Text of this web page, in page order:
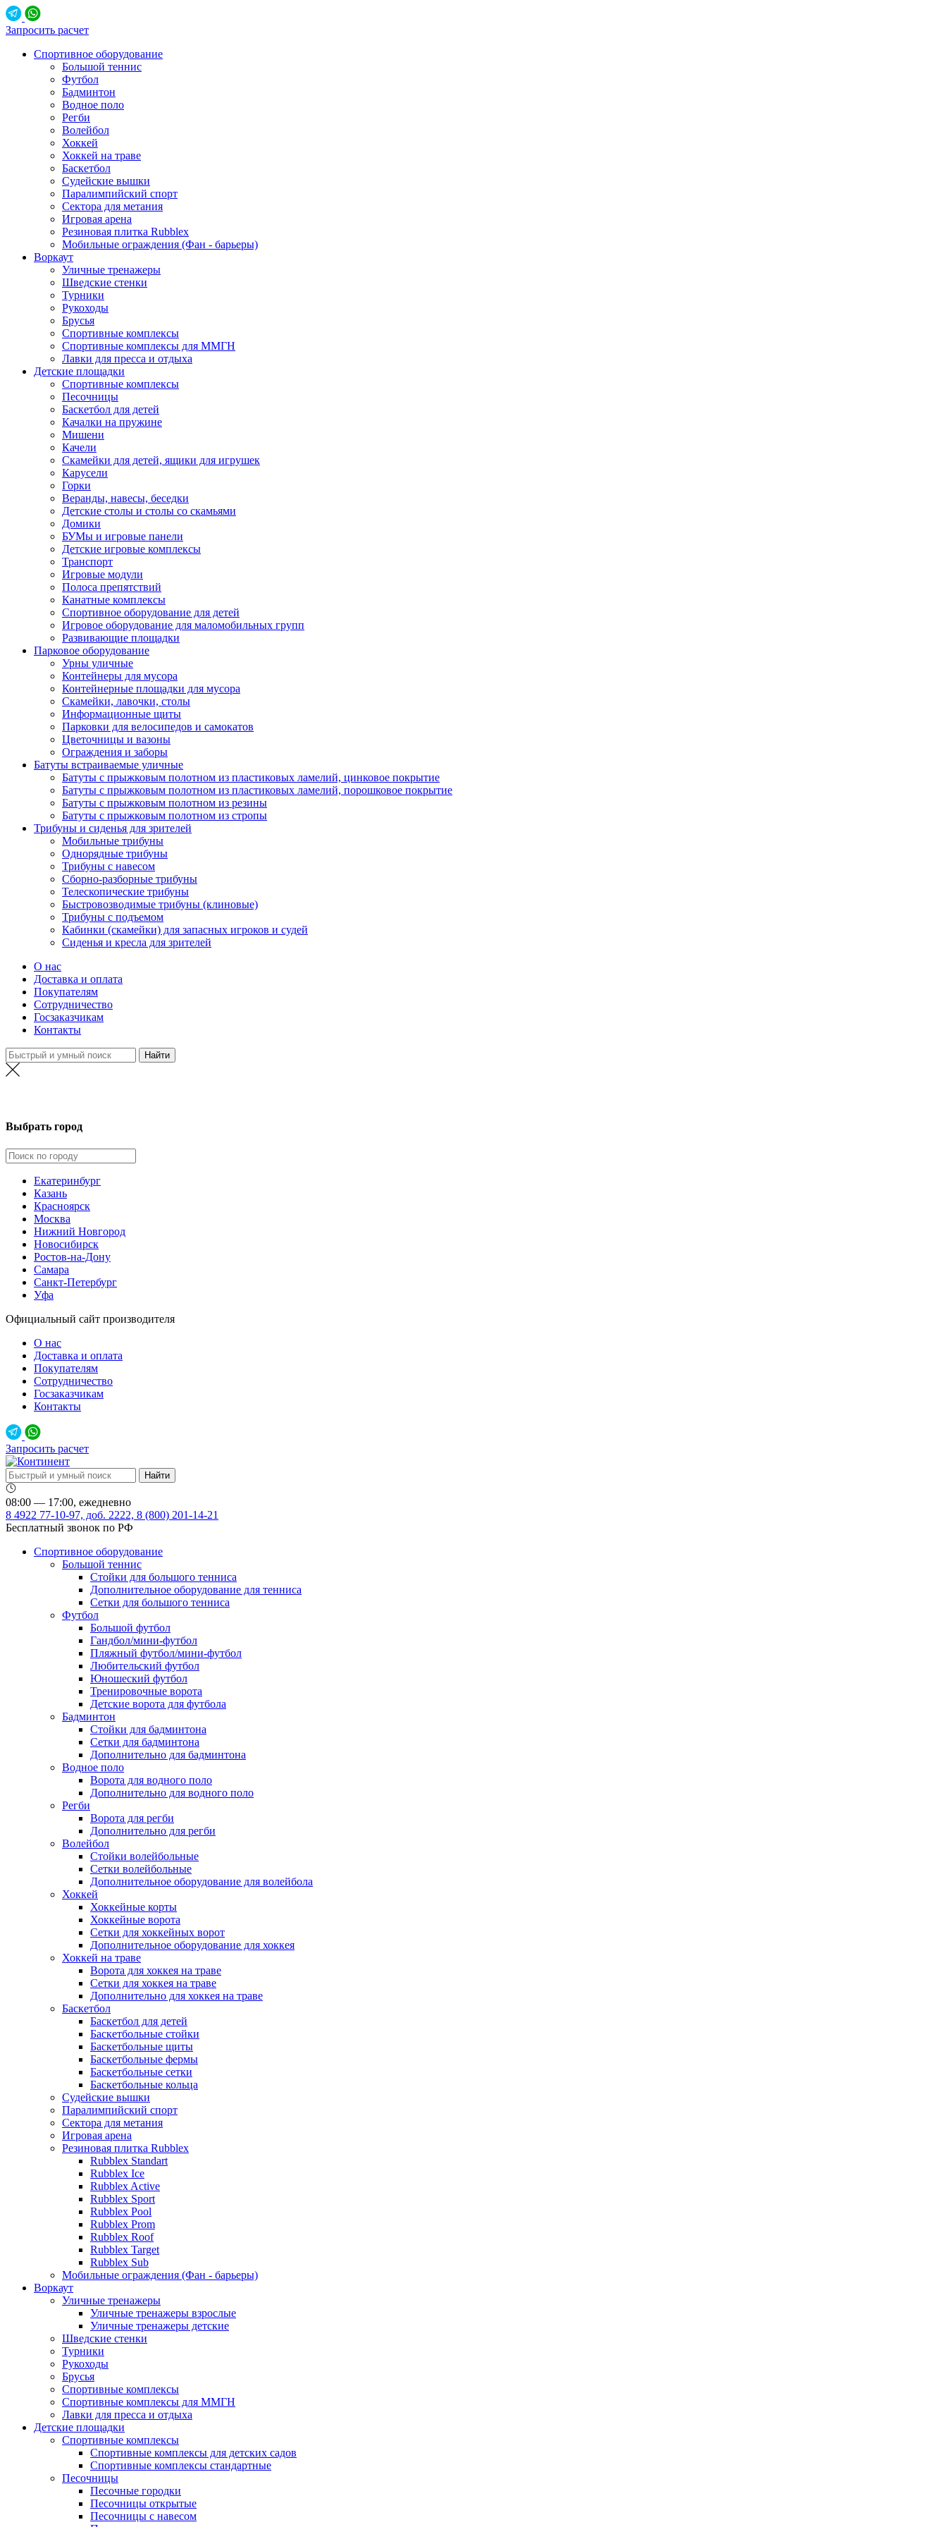
Запросить расчет
Спортивное оборудование
Большой теннис
Футбол
Бадминтон
Водное поло
Регби
Волейбол
Хоккей
Хоккей на траве
Баскетбол
Судейские вышки
Паралимпийский спорт
Сектора для метания
Игровая арена
Резиновая плитка Rubblex
Мобильные ограждения (Фан - барьеры)
Воркаут
Уличные тренажеры
Шведские стенки
Турники
Рукоходы
Брусья
Спортивные комплексы
Спортивные комплексы для ММГН
Лавки для пресса и отдыха
Детские площадки
Спортивные комплексы
Песочницы
Баскетбол для детей
Качалки на пружине
Мишени
Качели
Скамейки для детей, ящики для игрушек
Карусели
Горки
Веранды, навесы, беседки
Детские столы и столы со скамьями
Домики
БУМы и игровые панели
Детские игровые комплексы
Транспорт
Игровые модули
Полоса препятствий
Канатные комплексы
Спортивное оборудование для детей
Игровое оборудование для маломобильных групп
Развивающие площадки
Парковое оборудование
Урны уличные
Контейнеры для мусора
Контейнерные площадки для мусора
Скамейки, лавочки, столы
Информационные щиты
Парковки для велосипедов и самокатов
Цветочницы и вазоны
Ограждения и заборы
Батуты встраиваемые уличные
Батуты с прыжковым полотном из пластиковых ламелий, цинковое покрытие
Батуты с прыжковым полотном из пластиковых ламелий, порошковое покрытие
Батуты с прыжковым полотном из резины
Батуты с прыжковым полотном из стропы
Трибуны и сиденья для зрителей
Мобильные трибуны
Однорядные трибуны
Трибуны с навесом
Сборно-разборные трибуны
Телескопические трибуны
Быстровозводимые трибуны (клиновые)
Трибуны с подъемом
Кабинки (скамейки) для запасных игроков и судей
Сиденья и кресла для зрителей
О нас
Доставка и оплата
Покупателям
Сотрудничество
Госзаказчикам
Контакты
Выбрать город
Екатеринбург
Казань
Красноярск
Москва
Нижний Новгород
Новосибирск
Ростов-на-Дону
Самара
Санкт-Петербург
Уфа
Официальный сайт производителя
О нас
Доставка и оплата
Покупателям
Сотрудничество
Госзаказчикам
Контакты
Запросить расчет
08:00 — 17:00, ежедневно
8 4922 77-10-97, доб. 2222, 8 (800) 201-14-21
Бесплатный звонок по РФ
Спортивное оборудование
Большой теннис
Стойки для большого тенниса
Дополнительное оборудование для тенниса
Сетки для большого тенниса
Футбол
Большой футбол
Гандбол/мини-футбол
Пляжный футбол/мини-футбол
Любительский футбол
Юношеский футбол
Тренировочные ворота
Детские ворота для футбола
Бадминтон
Стойки для бадминтона
Сетки для бадминтона
Дополнительно для бадминтона
Водное поло
Ворота для водного поло
Дополнительно для водного поло
Регби
Ворота для регби
Дополнительно для регби
Волейбол
Стойки волейбольные
Сетки волейбольные
Дополнительное оборудование для волейбола
Хоккей
Хоккейные корты
Хоккейные ворота
Сетки для хоккейных ворот
Дополнительное оборудование для хоккея
Хоккей на траве
Ворота для хоккея на траве
Сетки для хоккея на траве
Дополнительно для хоккея на траве
Баскетбол
Баскетбол для детей
Баскетбольные стойки
Баскетбольные щиты
Баскетбольные фермы
Баскетбольные сетки
Баскетбольные кольца
Судейские вышки
Паралимпийский спорт
Сектора для метания
Игровая арена
Резиновая плитка Rubblex
Rubblex Standart
Rubblex Ice
Rubblex Active
Rubblex Sport
Rubblex Pool
Rubblex Prom
Rubblex Roof
Rubblex Target
Rubblex Sub
Мобильные ограждения (Фан - барьеры)
Воркаут
Уличные тренажеры
Уличные тренажеры взрослые
Уличные тренажеры детские
Шведские стенки
Турники
Рукоходы
Брусья
Спортивные комплексы
Спортивные комплексы для ММГН
Лавки для пресса и отдыха
Детские площадки
Спортивные комплексы
Спортивные комплексы для детских садов
Спортивные комплексы стандартные
Песочницы
Песочные городки
Песочницы открытые
Песочницы с навесом